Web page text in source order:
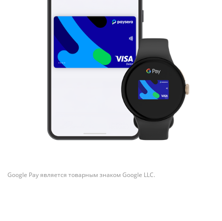
Google Pay является товарным знаком Google LLC.